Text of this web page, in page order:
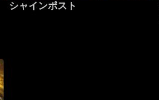
シャインポスト